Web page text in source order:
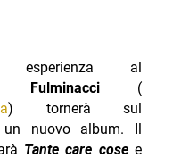
al
Fulminacci (
) tornerà sul
un nuovo album. Il
Tante care cosee